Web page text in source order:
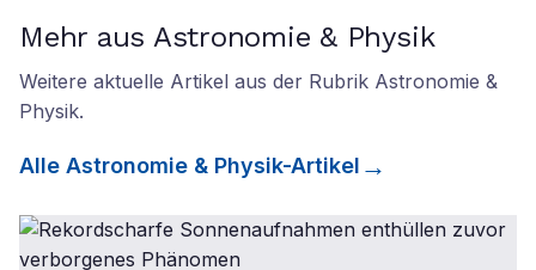
Mehr aus Astronomie & Physik
Weitere aktuelle Artikel aus der Rubrik Astronomie &
Physik.
Alle Astronomie & Physik-Artikel